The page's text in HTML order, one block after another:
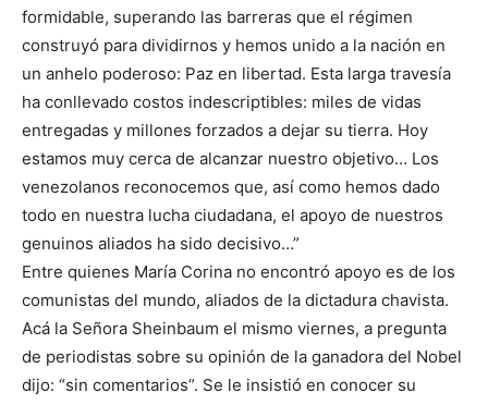
formidable, superando las barreras que el régimen
construyó para dividirnos y hemos unido a la nación en
un anhelo poderoso: Paz en libertad. Esta larga travesía
ha conllevado costos indescriptibles: miles de vidas
entregadas y millones forzados a dejar su tierra. Hoy
estamos muy cerca de alcanzar nuestro objetivo… Los
venezolanos reconocemos que, así como hemos dado
todo en nuestra lucha ciudadana, el apoyo de nuestros
genuinos aliados ha sido decisivo…”
Entre quienes María Corina no encontró apoyo es de los
comunistas del mundo, aliados de la dictadura chavista.
Acá la Señora Sheinbaum el mismo viernes, a pregunta
de periodistas sobre su opinión de la ganadora del Nobel
dijo: “sin comentarios”. Se le insistió en conocer su